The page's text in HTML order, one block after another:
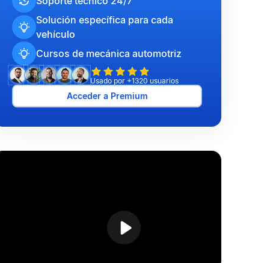
Solución específica para cada
vehículo
Cursos de mecánica automotriz
Usado por +1320 usuarios
Acceder a Premium